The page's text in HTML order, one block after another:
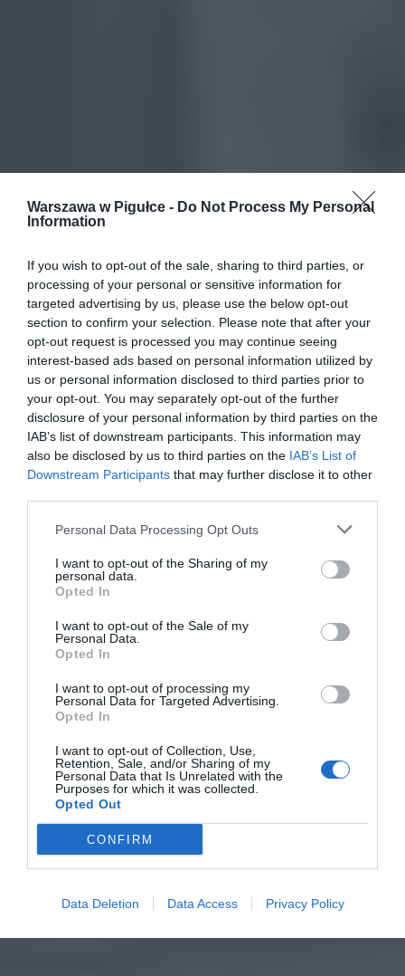
Warszawa w Pigułce - Do Not Process My Personal
Information
If you wish to opt-out of the sale, sharing to third parties, or
processing of your personal or sensitive information for
targeted advertising by us, please use the below opt-out
section to confirm your selection. Please note that after your
opt-out request is processed you may continue seeing
interest-based ads based on personal information utilized by
us or personal information disclosed to third parties prior to
your opt-out. You may separately opt-out of the further
disclosure of your personal information by third parties on the
IAB’s list of downstream participants. This information may
also be disclosed by us to third parties on the IAB’s List of
Downstream Participants that may further disclose it to other
Personal Data Processing Opt Outs
I want to opt-out of the Sharing of my
personal data.
Opted In
I want to opt-out of the Sale of my
Personal Data.
Opted In
I want to opt-out of processing my
Personal Data for Targeted Advertising.
Opted In
I want to opt-out of Collection, Use,
Retention, Sale, and/or Sharing of my
Personal Data that Is Unrelated with the
Purposes for which it was collected.
Opted Out
CONFIRM
Data Deletion Data Access Privacy Policy